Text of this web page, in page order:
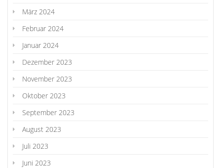
März 2024
Februar 2024
Januar 2024
Dezember 2023
November 2023
Oktober 2023
September 2023
August 2023
Juli 2023
Juni 2023